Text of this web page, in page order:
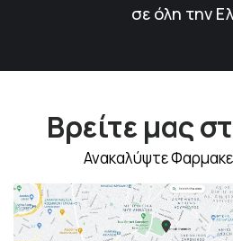
σε όλη την
Βρείτε μας
Ανακαλύψτε